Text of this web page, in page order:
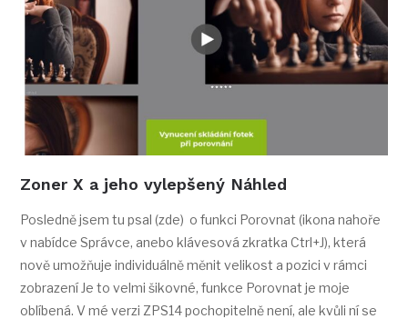
Zoner X a jeho vylepšený Náhled
Posledně jsem tu psal (zde) o funkci Porovnat (ikona nahoře
v nabídce Správce, anebo klávesová zkratka Ctrl+J), která
nově umožňuje individuálně měnit velikost a pozici v rámci
zobrazení Je to velmi šikovné, funkce Porovnat je moje
oblíbená. V mé verzi ZPS14 pochopitelně není, ale kvůli ní se